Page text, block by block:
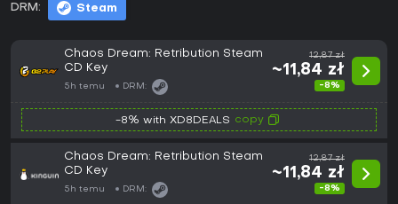
DRM: Steam
Chaos Dream: Retribution Steam
CD Key
5h temu DRM:
12,87 zł
~11,84 zł
-8%
-8% with XD8DEALS copy
Chaos Dream: Retribution Steam
CD Key
5h temu DRM:
12,87 zł
~11,84 zł
-8%